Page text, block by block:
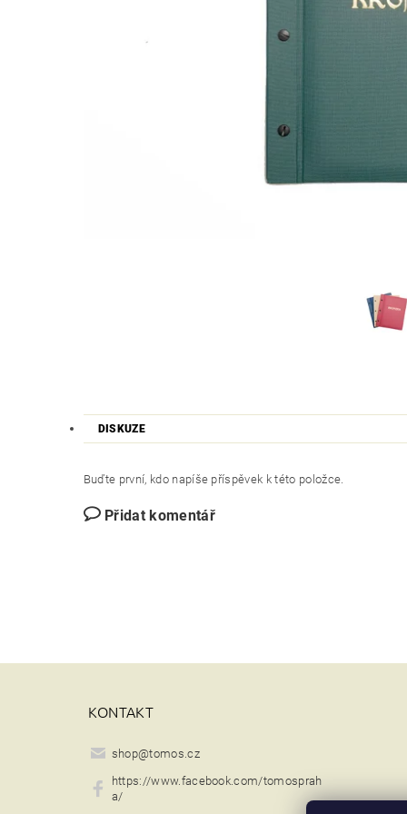
DISKUZE
Buďte první, kdo napíše příspěvek k této položce.
Přidat komentář
KONTAKT
shop@tomos.cz
https://www.facebook.com/tomosprah
a/